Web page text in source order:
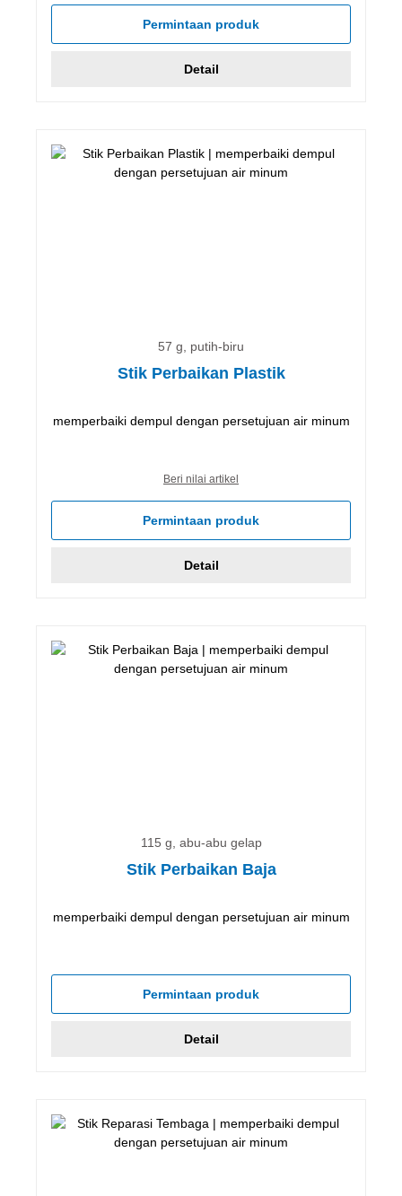
Permintaan produk
Detail
57 g, putih-biru
Stik Perbaikan Plastik
memperbaiki dempul dengan persetujuan air minum
Beri nilai artikel
Permintaan produk
Detail
115 g, abu-abu gelap
Stik Perbaikan Baja
memperbaiki dempul dengan persetujuan air minum
Permintaan produk
Detail